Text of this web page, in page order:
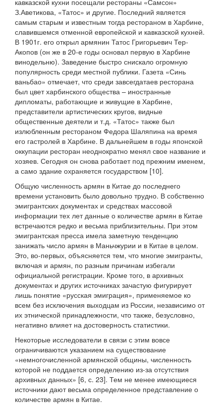
кавказской кухни посещали рестораны «Самсон»
З.Аветикова, «Татос» и другие. Последний является
самым старым и известным тогда рестораном в Харбине,
славившемся отменной европейской и кавказской кухней.
В 1901г. его открыл армянин Татос Григорьевич Тер-
Акопов (он же в 20-е годы основал первую в Харбине
винодельню). Заведение быстро снискало огромную
популярность среди местной публики. Газета «Синь
ваньбао» отмечает, что среди завсегдатаев ресторана
был цвет харбинского общества – иностранные
дипломаты, работающие и живущие в Харбине,
представители артистических кругов, видные
общественные деятели и т.д. «Татос» также был
излюбленным рестораном Федора Шаляпина на время
его гастролей в Харбине. В дальнейшем в годы японской
оккупации ресторан неоднократно менял свое название и
хозяев. Сегодня он снова работает под прежним именем,
а само здание охраняется государством [10].
Общую численность армян в Китае до последнего
времени установить было довольно трудно. В собственно
эмигрантских документах и средствах массовой
информации тех лет данные о количестве армян в Китае
встречаются редко и весьма приблизительны. При этом
эмигрантская пресса имела заметную тенденцию
занижать число армян в Маньчжурии и в Китае в целом.
Это, во-первых, объясняется тем, что многие эмигранты,
включая и армян, по разным причинам избегали
официальной регистрации. Кроме того, в архивных
документах и других источниках зачастую фигурирует
лишь понятие «русская эмиграция», применяемое ко
всем без исключения выходцам из России, независимо от
их этнической принадлежности, что также, безусловно,
негативно влияет на достоверность статистики.
Некоторые исследователи в связи с этим вовсе
ограничиваются указанием на существование
«немногочисленной армянской общины, численность
которой не поддается определению из-за отсутствия
архивных данных» [6, с. 23]. Тем не менее имеющиеся
источники дают весьма определенное представление о
количестве армян в Китае.